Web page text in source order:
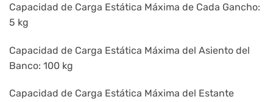
Capacidad de Carga Estática Máxima de Cada Gancho:
5 kg
Capacidad de Carga Estática Máxima del Asiento del
Banco: 100 kg
Capacidad de Carga Estática Máxima del Estante